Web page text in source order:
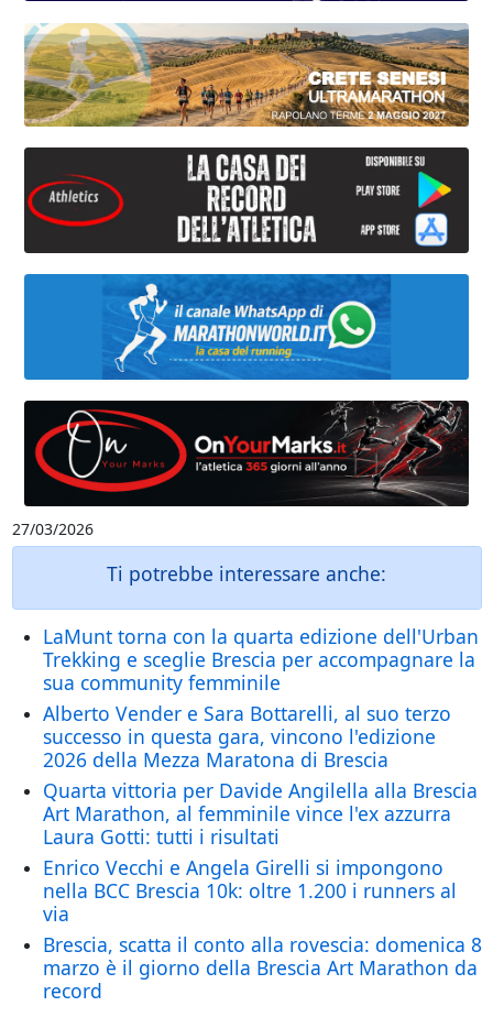
27/03/2026
Ti potrebbe interessare anche:
LaMunt torna con la quarta edizione dell'Urban
Trekking e sceglie Brescia per accompagnare la
sua community femminile
Alberto Vender e Sara Bottarelli, al suo terzo
successo in questa gara, vincono l'edizione
2026 della Mezza Maratona di Brescia
Quarta vittoria per Davide Angilella alla Brescia
Art Marathon, al femminile vince l'ex azzurra
Laura Gotti: tutti i risultati
Enrico Vecchi e Angela Girelli si impongono
nella BCC Brescia 10k: oltre 1.200 i runners al
via
Brescia, scatta il conto alla rovescia: domenica 8
marzo è il giorno della Brescia Art Marathon da
record